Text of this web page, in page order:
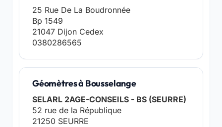
25 Rue De La Boudronnée
Bp 1549
21047 Dijon Cedex
0380286565
Géomètres à Bousselange
SELARL 2AGE-CONSEILS - BS (SEURRE)
52 rue de la République
21250 SEURRE